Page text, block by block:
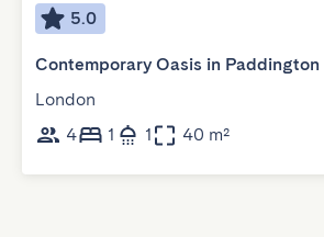
5.0
Contemporary Oasis in Paddington
London
4
1 1 40 m²